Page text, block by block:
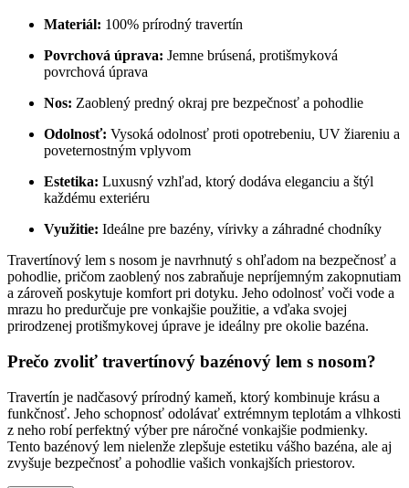
Materiál: 100% prírodný travertín
Povrchová úprava: Jemne brúsená, protišmyková
povrchová úprava
Nos: Zaoblený predný okraj pre bezpečnosť a pohodlie
Odolnosť: Vysoká odolnosť proti opotrebeniu, UV žiareniu a
poveternostným vplyvom
Estetika: Luxusný vzhľad, ktorý dodáva eleganciu a štýl
každému exteriéru
Využitie: Ideálne pre bazény, vírivky a záhradné chodníky
Travertínový lem s nosom je navrhnutý s ohľadom na bezpečnosť a
pohodlie, pričom zaoblený nos zabraňuje nepríjemným zakopnutiam
a zároveň poskytuje komfort pri dotyku. Jeho odolnosť voči vode a
mrazu ho predurčuje pre vonkajšie použitie, a vďaka svojej
prirodzenej protišmykovej úprave je ideálny pre okolie bazéna.
Prečo zvoliť travertínový bazénový lem s nosom?
Travertín je nadčasový prírodný kameň, ktorý kombinuje krásu a
funkčnosť. Jeho schopnosť odolávať extrémnym teplotám a vlhkosti
z neho robí perfektný výber pre náročné vonkajšie podmienky.
Tento bazénový lem nielenže zlepšuje estetiku vášho bazéna, ale aj
zvyšuje bezpečnosť a pohodlie vašich vonkajších priestorov.